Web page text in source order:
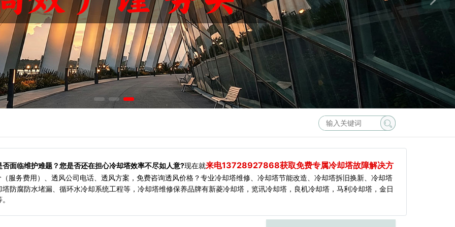
面临维护难题？您是否还在担心冷却塔效率不尽如人意?现在就来电13728927868获取免费专属冷却塔故障解决方
服务费用）、透风公司电话、透风方案，免费咨询透风价格？专业冷却塔维修、冷却塔节能改造、冷却塔拆旧换新、冷却塔
防腐防水堵漏、循环水冷却系统工程等，冷却塔维修保养品牌有新菱冷却塔，览讯冷却塔，良机冷却塔，马利冷却塔，金日